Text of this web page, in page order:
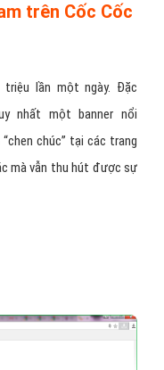
trên Cốc Cốc
lần một ngày. Đặc
nhất một banner nổi
chúc” tại các trang
mà vẫn thu hút được sự